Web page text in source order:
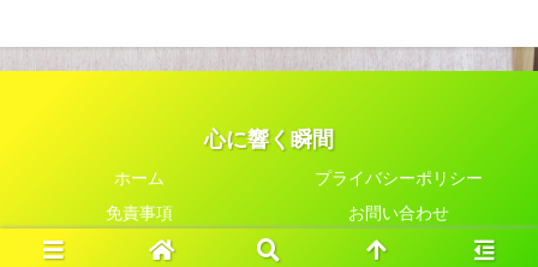
心に響く瞬間
ホーム
プライバシーポリシー
免責事項
お問い合わせ
© 2023 心に響く瞬間.